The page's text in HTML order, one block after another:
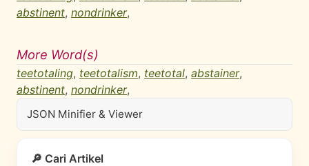
abstinent, nondrinker,
More Word(s)
teetotaling, teetotalism, teetotal, abstainer,
abstinent, nondrinker,
JSON Minifier & Viewer
🔎 Cari Artikel